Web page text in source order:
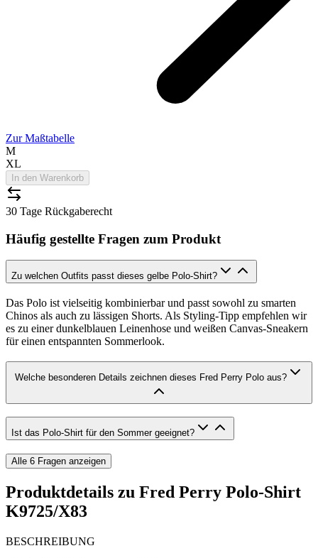
Zur Maßtabelle
M
XL
In den Warenkorb
30 Tage Rückgaberecht
Häufig gestellte Fragen zum Produkt
Zu welchen Outfits passt dieses gelbe Polo-Shirt?
Das Polo ist vielseitig kombinierbar und passt sowohl zu smarten
Chinos als auch zu lässigen Shorts. Als Styling-Tipp empfehlen wir
es zu einer dunkelblauen Leinenhose und weißen Canvas-Sneakern
für einen entspannten Sommerlook.
Welche besonderen Details zeichnen dieses Fred Perry Polo aus?
Ist das Polo-Shirt für den Sommer geeignet?
Alle 6 Fragen anzeigen
Produktdetails zu Fred Perry Polo-Shirt
K9725/X83
BESCHREIBUNG